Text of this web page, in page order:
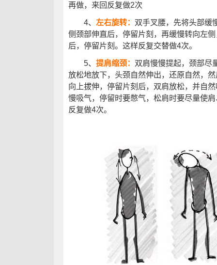
再做，来回反复做2次
4、 左右旋转： 双手叉腰，先将头部缓
侧颈部伸直后，停留片刻，再缓慢转向左
后，停留片刻。这样反复交替做4次。
5、 提肩缩颈： 双肩慢慢提起，颈部尽
放松地放下，头颈自然伸出，还原自然，
向上拔伸，停留片刻后，双肩放松，并自
慢吸气，停留时要憋气，松肩时要尽量使
反复做4次。